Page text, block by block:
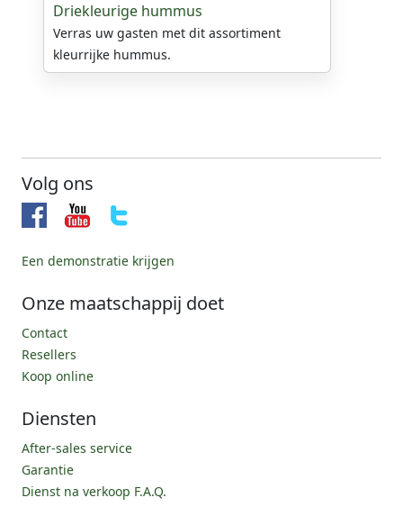
Driekleurige hummus
Verras uw gasten met dit assortiment
kleurrijke hummus.
Volg ons
Een demonstratie krijgen
Onze maatschappij doet
Contact
Resellers
Koop online
Diensten
After-sales service
Garantie
Dienst na verkoop F.A.Q.